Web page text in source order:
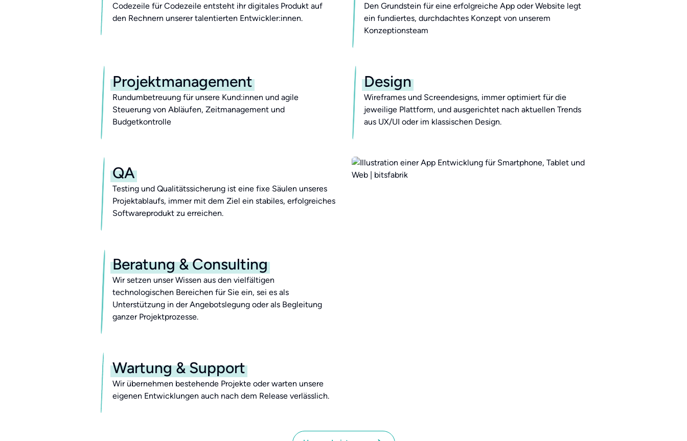
Codezeile für Codezeile entsteht ihr digitales Produkt auf
den Rechnern unserer talentierten Entwickler:innen.
Den Grundstein für eine erfolgreiche App oder Website legt
ein fundiertes, durchdachtes Konzept von unserem
Konzeptionsteam
Projektmanagement
Rundumbetreuung für unsere Kund:innen und agile
Steuerung von Abläufen, Zeitmanagement und
Budgetkontrolle
Design
Wireframes und Screendesigns, immer optimiert für die
jeweilige Plattform, und ausgerichtet nach aktuellen Trends
aus UX/UI oder im klassischen Design.
QA
Testing und Qualitätssicherung ist eine fixe Säulen unseres
Projektablaufs, immer mit dem Ziel ein stabiles, erfolgreiches
Softwareprodukt zu erreichen.
Beratung & Consulting
Wir setzen unser Wissen aus den vielfältigen
technologischen Bereichen für Sie ein, sei es als
Unterstützung in der Angebotslegung oder als Begleitung
ganzer Projektprozesse.
Wartung & Support
Wir übernehmen bestehende Projekte oder warten unsere
eigenen Entwicklungen auch nach dem Release verlässlich.